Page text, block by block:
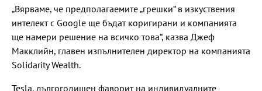
„Вярваме, че предполагаемите „грешки“ в изкуствения
интелект с Google ще бъдат коригирани и компанията
ще намери решение на всичко това“, казва Джеф
Макклийн, главен изпълнителен директор на компанията
Solidarity Wealth.
Tesla, дългогодишен фаворит на индивидуалните